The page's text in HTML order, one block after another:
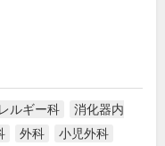
ルギー科
消化器内
外科 小児外科